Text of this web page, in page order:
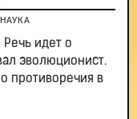
НАУКА
идет о
эволюционист.
противоречия в